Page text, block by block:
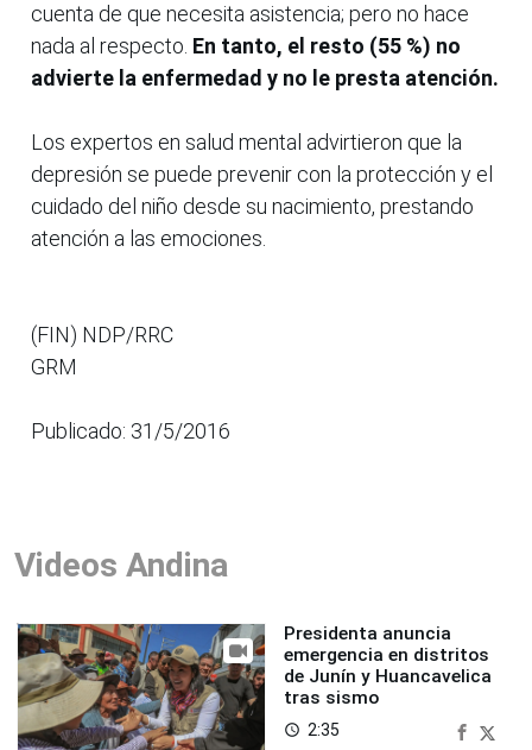
cuenta de que necesita asistencia; pero no hace
nada al respecto. En tanto, el resto (55 %) no
advierte la enfermedad y no le presta atención.
Los expertos en salud mental advirtieron que la
depresión se puede prevenir con la protección y el
cuidado del niño desde su nacimiento, prestando
atención a las emociones.
(FIN) NDP/RRC
GRM
Publicado: 31/5/2016
Videos Andina
Presidenta anuncia
emergencia en distritos
de Junín y Huancavelica
tras sismo
access_time 2:35